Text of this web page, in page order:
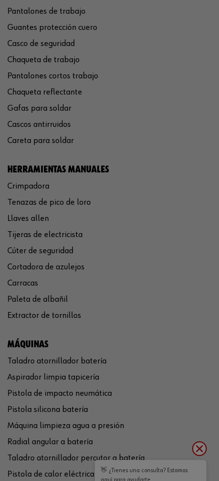
Pantalones de trabajo
Guantes protección cuero
Casco de seguridad
Chaqueta de trabajo
Pantalones cortos trabajo
Chaqueta reflectante
Gafas para soldar
Cascos antirruidos
Careta para soldar
HERRAMIENTAS MANUALES
Crimpadora
Tenazas de pico de loro
Llaves allen
Tijeras de electricista
Cúter de seguridad
Cortadora de azulejos
Carracas
Paleta de albañil
Extractor de tornillos
MÁQUINAS
Taladro atornillador batería
Aspirador limpia tapicería
Pistola de impacto neumática
Pistola silicona batería
Máquina limpieza agua a presión
Radial angular a batería
Taladro atornillador percutor a batería
Pistola de calor eléctrica
👋 ¿Tienes una consulta? Estamos